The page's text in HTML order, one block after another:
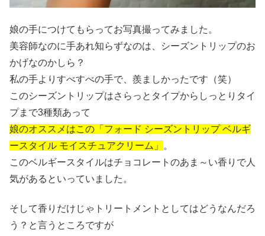
娘の手につけてもらってお写真撮ってみました。
美容師なのに手あれ知らずなのは、シーズントリップのお
かげなのかしら？
私の手よりすべすべの手で、羨ましかったです（笑）
このシーズントリップはさらっとタイプからしっとりタイ
プまで3種類あって
娘のオススメはこの「フォード シーズントリップ ベルギ
ースタイル モイスチュアクリーム」
。
このベルギースタイルはチョコレートのあま～い香りで人
気があるといっていました。
そして香りだけじゃトリートメントとしてはどうなんだろ
う？と言うところですが